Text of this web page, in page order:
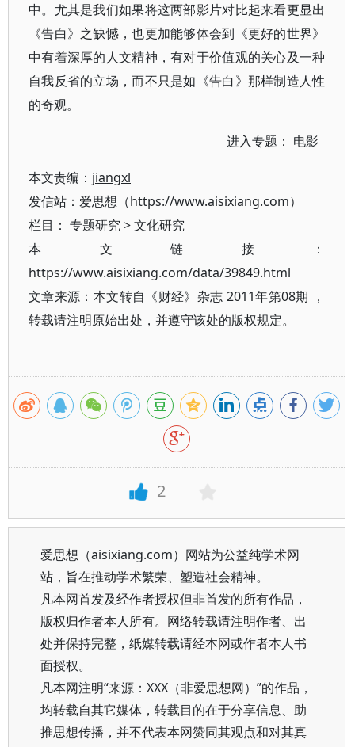
中。尤其是我们如果将这两部影片对比起来看更显出
《告白》之缺憾，也更加能够体会到《更好的世界》
中有着深厚的人文精神，有对于价值观的关心及一种
自我反省的立场，而不只是如《告白》那样制造人性
的奇观。
进入专题： 电影
本文责编： jiangxl
发信站：爱思想（https://www.aisixiang.com）
栏目： 专题研究>文化研究
本文链接：
https://www.aisixiang.com/data/39849.html
文章来源：本文转自《财经》杂志 2011年第08期 ，
转载请注明原始出处，并遵守该处的版权规定。
2
爱思想（aisixiang.com）网站为公益纯学术网
站，旨在推动学术繁荣、塑造社会精神。
凡本网首发及经作者授权但非首发的所有作品，
版权归作者本人所有。网络转载请注明作者、出
处并保持完整，纸媒转载请经本网或作者本人书
面授权。
凡本网注明“来源：XXX（非爱思想网）”的作品，
均转载自其它媒体，转载目的在于分享信息、助
推思想传播，并不代表本网赞同其观点和对其真